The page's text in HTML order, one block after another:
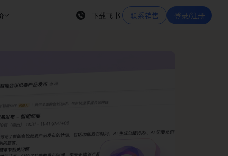
下载飞书 联系销售 登录/注册